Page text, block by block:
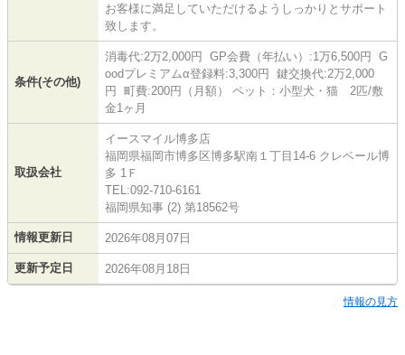
お客様に満足していただけるようしっかりとサポート
致します。
条件(その他)
消毒代:2万2,000円 GP会費（年払い）:1万6,500円 G
oodプレミアムα登録料:3,300円 鍵交換代:2万2,000
円 町費:200円（月額） ペット：小型犬・猫 2匹/敷
金1ヶ月
取扱会社
イースマイル博多店
福岡県福岡市博多区博多駅南１丁目14-6 クレベール博
多 1Ｆ
TEL:092-710-6161
福岡県知事 (2) 第18562号
情報更新日 2026年08月07日
更新予定日 2026年08月18日
情報の見方